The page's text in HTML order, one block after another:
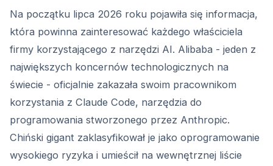
Na początku lipca 2026 roku pojawiła się informacja,
która powinna zainteresować każdego właściciela
firmy korzystającego z narzędzi AI. Alibaba - jeden z
największych koncernów technologicznych na
świecie - oficjalnie zakazała swoim pracownikom
korzystania z Claude Code, narzędzia do
programowania stworzonego przez Anthropic.
Chiński gigant zaklasyfikował je jako oprogramowanie
wysokiego ryzyka i umieścił na wewnętrznej liście